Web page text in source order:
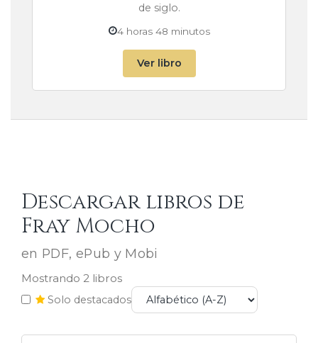
de siglo.
4 horas 48 minutos
Ver libro
Descargar libros de
Fray Mocho
en PDF, ePub y Mobi
Mostrando 2 libros
Solo destacados